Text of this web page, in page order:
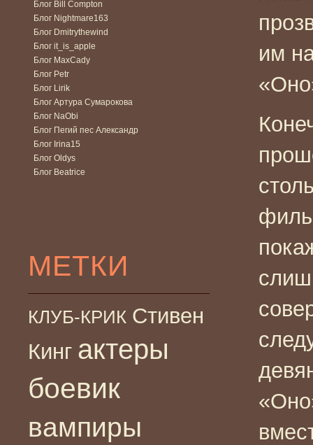
Блог Bill Compton
Блог Nightmare163
Блог Dmitrythewind
Блог it_is_apple
Блог MaxCady
Блог Petr
Блог Lirik
Блог Артура Сумарокова
Блог NaObi
Блог Пегий пес Александр
Блог Irina15
Блог Oldys
Блог Beatrice
МЕТКИ
КЛУБ-КРИК Стивен
Кинг актеры
боевик
вампиры
им